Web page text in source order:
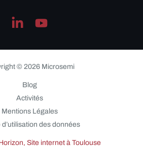
© 2026 Microsemi
Blog
Activités
Mentions Légales
des données
Site internet à Toulouse